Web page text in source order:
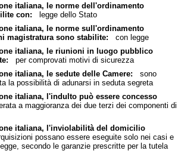
italiana, le norme dell'ordinamento
con: legge dello Stato
italiana, le norme sull'ordinamento
magistratura sono stabilite: con legge
italiana, le riunioni in luogo pubblico
per comprovati motivi di sicurezza
italiana, le sedute delle Camere: sono
la possibilità di adunarsi in seduta segreta
italiana, l'indulto può essere concesso
a maggioranza dei due terzi dei componenti di
italiana, l'inviolabilità del domicilio
possano essere eseguite solo nei casi e
secondo le garanzie prescritte per la tutela